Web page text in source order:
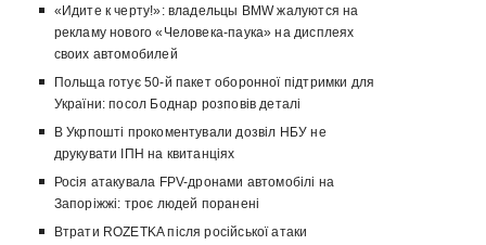
«Идите к черту!»: владельцы BMW жалуются на
рекламу нового «Человека-паука» на дисплеях
своих автомобилей
Польща готує 50-й пакет оборонної підтримки для
України: посол Боднар розповів деталі
В Укрпошті прокоментували дозвіл НБУ не
друкувати ІПН на квитанціях
Росія атакувала FPV-дронами автомобілі на
Запоріжжі: троє людей поранені
Втрати ROZETKA після російської атаки